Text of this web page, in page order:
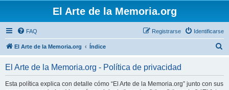
El Arte de la Memoria.org
FAQ Identificarse
Registrarse
El Arte de la Memoria.org Índice
El Arte de la Memoria.org - Política de privacidad
Esta política explica con detalle cómo “El Arte de la Memoria.org” junto con sus